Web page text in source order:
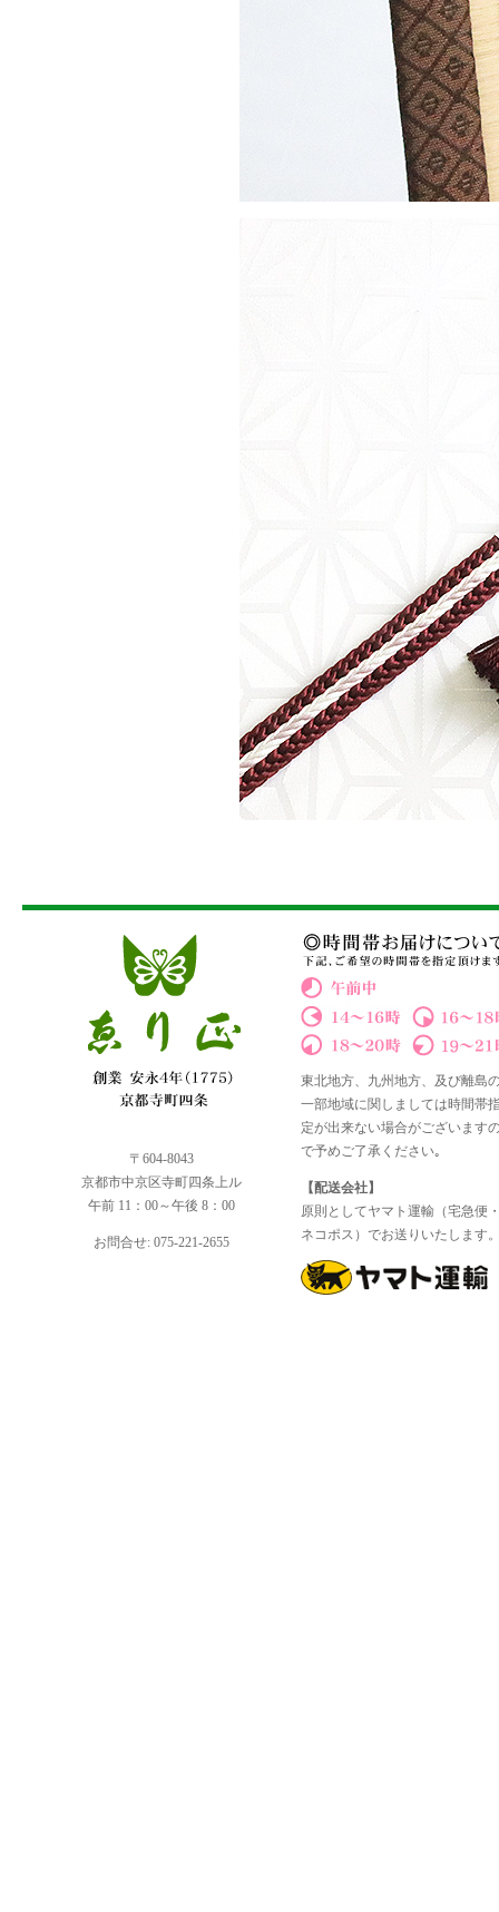
〒604-8043
京都市中京区寺町四条上ル
午前 11：00～午後 8：00
お問合せ: 075-221-2655
東北地方、九州地方、及び離島
一部地域に関しましては時間帯
定が出来ない場合がございます
で予めご了承ください｡
【配送会社】
原則としてヤマト運輸（宅急便
ネコポス）でお送りいたします